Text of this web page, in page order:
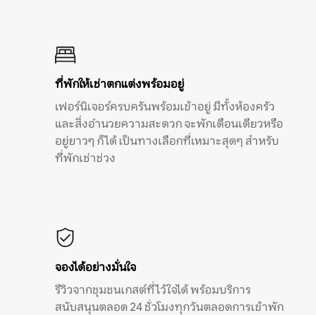
ที่พักให้เช่าตกแต่งพร้อมอยู่
เฟอร์นิเจอร์ครบครันพร้อมเข้าอยู่ มีทั้งห้องครัว
และสิ่งอำนวยความสะดวก จะพักเดือนเดียวหรือ
อยู่ยาวๆ ก็ได้ เป็นทางเลือกที่เหมาะสุดๆ สำหรับ
ที่พักเช่าช่วง
จองได้อย่างมั่นใจ
รีวิวจากชุมชนเกสต์ที่ไว้ใจได้ พร้อมบริการ
สนับสนุนตลอด 24 ชั่วโมงทุกวันตลอดการเข้าพัก